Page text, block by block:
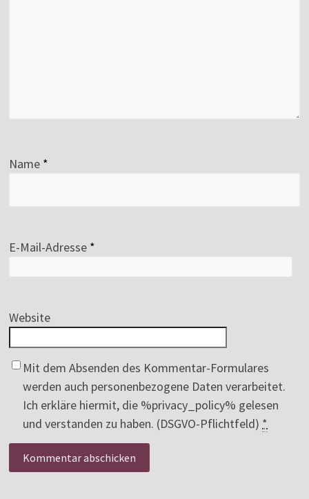
Name *
E-Mail-Adresse *
Website
Mit dem Absenden des Kommentar-Formulares
werden auch personenbezogene Daten verarbeitet.
Ich erkläre hiermit, die %privacy_policy% gelesen
und verstanden zu haben. (DSGVO-Pflichtfeld) *